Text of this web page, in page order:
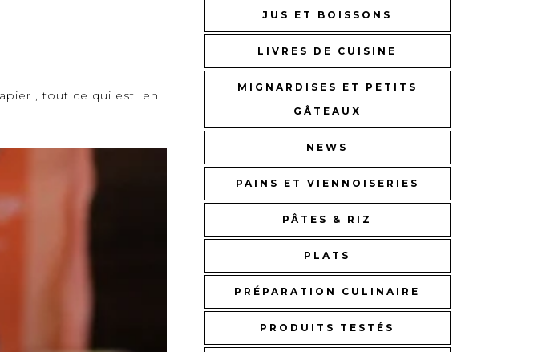
, tout ce qui est en
JUS ET BOISSONS
LIVRES DE CUISINE
MIGNARDISES ET PETITS
GÂTEAUX
NEWS
PAINS ET VIENNOISERIES
PÂTES & RIZ
PLATS
PRÉPARATION CULINAIRE
PRODUITS TESTÉS